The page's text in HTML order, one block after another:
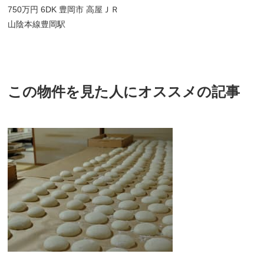
750万円6DK 豊岡市 高屋 ＪＲ
山陰本線豊岡駅
この物件を見た人にオススメの記事